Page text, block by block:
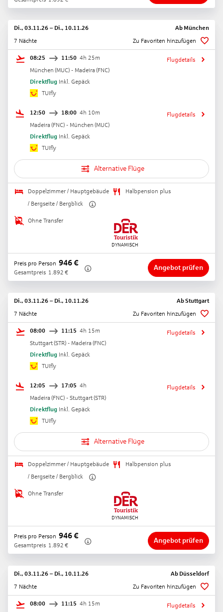
Di., 03.11.26 – Di., 10.11.26 Ab München
7 Nächte
Zu Favoriten hinzufügen
08:25 11:50 4h 25m
München (MUC) - Madeira (FNC)
Direktflug Inkl. Gepäck
TUIfly
Flugdetails
12:50 18:00 4h 10m
Madeira (FNC) - München (MUC)
Direktflug Inkl. Gepäck
TUIfly
Flugdetails
Alternative Flüge
Doppelzimmer / Hauptgebäude
/ Bergseite / Bergblick
Halbpension plus
Ohne Transfer
Preis pro Person 946€
Gesamtpreis 1.892 €
Angebot prüfen
Di., 03.11.26 – Di., 10.11.26 AbStuttgart
7 Nächte
Zu Favoriten hinzufügen
08:00 11:15 4h 15m
Stuttgart(STR) - Madeira (FNC)
Direktflug Inkl. Gepäck
TUIfly
Flugdetails
12:05 17:05 4h
Madeira (FNC) - Stuttgart(STR)
Direktflug Inkl. Gepäck
TUIfly
Flugdetails
Alternative Flüge
Doppelzimmer / Hauptgebäude
/ Bergseite / Bergblick
Halbpension plus
Ohne Transfer
Preis pro Person 946€
Gesamtpreis 1.892 €
Angebot prüfen
Di., 03.11.26 – Di., 10.11.26 Ab Düsseldorf
7 Nächte
Zu Favoriten hinzufügen
08:00 11:15 4h 15m
Flugdetails